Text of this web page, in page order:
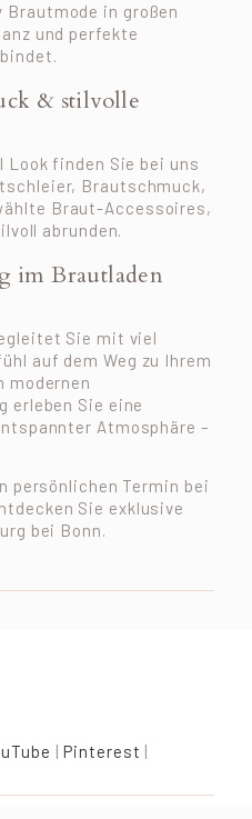
Brautmode in großen
und perfekte
& stilvolle
Look finden Sie bei uns
Brautschmuck,
Braut-Accessoires,
abrunden.
im Brautladen
Sie mit viel
auf dem Weg zu Ihrem
modernen
erleben Sie eine
Atmosphäre –
persönlichen Termin bei
Sie exklusive
bei Bonn.
|Pinterest |